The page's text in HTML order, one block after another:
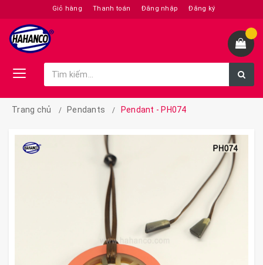
Giỏ hàng Thanh toán Đăng nhập Đăng ký
Trang chủ Pendants Pendant - PH074